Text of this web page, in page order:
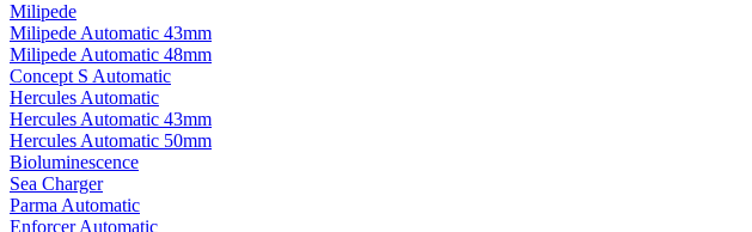
Milipede
Milipede Automatic 43mm
Milipede Automatic 48mm
Concept S Automatic
Hercules Automatic
Hercules Automatic 43mm
Hercules Automatic 50mm
Bioluminescence
Sea Charger
Parma Automatic
Enforcer Automatic